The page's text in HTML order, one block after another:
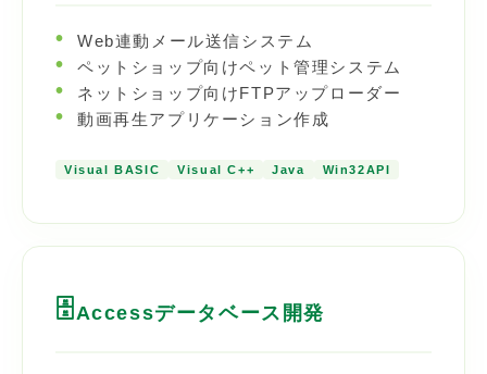
Web連動メール送信システム
ペットショップ向けペット管理システム
ネットショップ向けFTPアップローダー
動画再生アプリケーション作成
Visual BASIC Visual C++ Java Win32API
🗄️ Accessデータベース開発